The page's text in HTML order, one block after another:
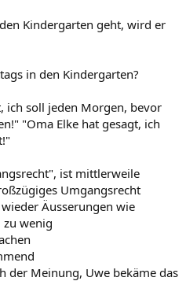
Kindergarten geht, wird er
in den Kindergarten?
ich soll jeden Morgen, bevor
"Oma Elke hat gesagt, ich
ist mittlerweile
Umgangsrecht
Äusserungen wie
zu wenig
der Meinung, Uwe bekäme das